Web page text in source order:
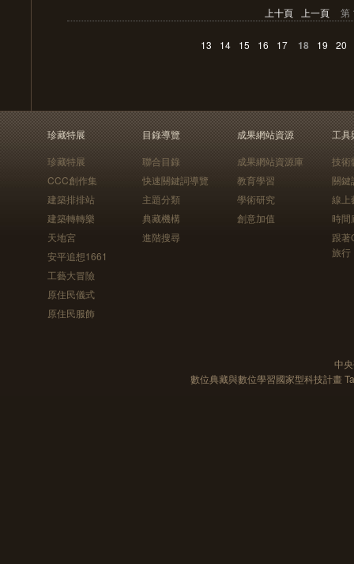
上十頁 上一頁 第
13 14 15 16 17 18 19 20
珍藏特展
珍藏特展
CCC創作集
建築排排站
建築轉轉樂
天地宮
安平追想1661
工藝大冒險
原住民儀式
原住民服飾
目錄導覽
聯合目錄
快速關鍵詞導覽
主題分類
典藏機構
進階搜尋
成果網站資源
成果網站資源庫
教育學習
學術研究
創意加值
工具
技術
關鍵
線上
時間
跟
旅行
中
數位典藏與數位學習國家型科技計畫